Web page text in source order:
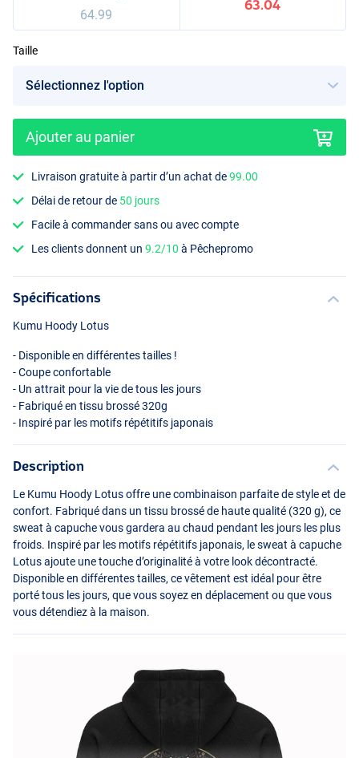
64.99
63.04
Taille
Ajouter au panier
Livraison gratuite à partir d’un achat de99.00
Délai de retour de 50 jours
Facile à commander sans ou avec compte
Les clients donnent un9.2/10 à Pêchepromo
Spécifications
Kumu Hoody Lotus
- Disponible en différentes tailles !
- Coupe confortable
- Un attrait pour la vie de tous les jours
- Fabriqué en tissu brossé 320g
- Inspiré par les motifs répétitifs japonais
Description
Le Kumu Hoody Lotus offre une combinaison parfaite de style et de
confort. Fabriqué dans un tissu brossé de haute qualité (320 g), ce
sweat à capuche vous gardera au chaud pendant les jours les plus
froids. Inspiré par les motifs répétitifs japonais, le sweat à capuche
Lotus ajoute une touche d’originalité à votre look décontracté.
Disponible en différentes tailles, ce vêtement est idéal pour être
porté tous les jours, que vous soyez en déplacement ou que vous
vous détendiez à la maison.